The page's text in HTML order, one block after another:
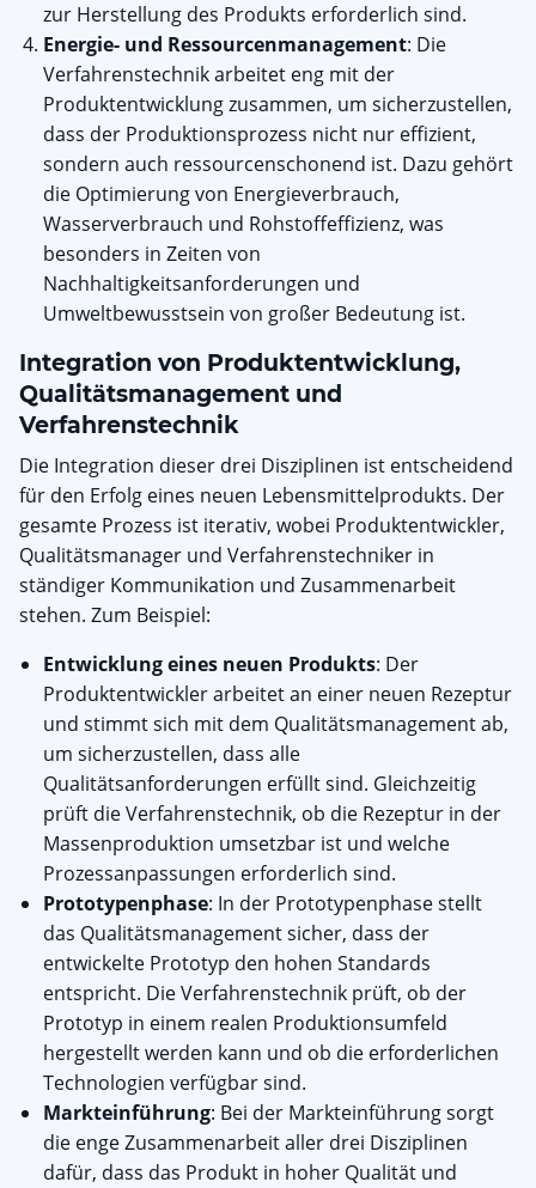
zur Herstellung des Produkts erforderlich sind.
Energie- und Ressourcenmanagement: Die
Verfahrenstechnik arbeitet eng mit der
Produktentwicklung zusammen, um sicherzustellen,
dass der Produktionsprozess nicht nur effizient,
sondern auch ressourcenschonend ist. Dazu gehört
die Optimierung von Energieverbrauch,
Wasserverbrauch und Rohstoffeffizienz, was
besonders in Zeiten von
Nachhaltigkeitsanforderungen und
Umweltbewusstsein von großer Bedeutung ist.
Integration von Produktentwicklung,
Qualitätsmanagement und
Verfahrenstechnik
Die Integration dieser drei Disziplinen ist entscheidend
für den Erfolg eines neuen Lebensmittelprodukts. Der
gesamte Prozess ist iterativ, wobei Produktentwickler,
Qualitätsmanager und Verfahrenstechniker in
ständiger Kommunikation und Zusammenarbeit
stehen. Zum Beispiel:
Entwicklung eines neuen Produkts: Der
Produktentwickler arbeitet an einer neuen Rezeptur
und stimmt sich mit dem Qualitätsmanagement ab,
um sicherzustellen, dass alle
Qualitätsanforderungen erfüllt sind. Gleichzeitig
prüft die Verfahrenstechnik, ob die Rezeptur in der
Massenproduktion umsetzbar ist und welche
Prozessanpassungen erforderlich sind.
Prototypenphase: In der Prototypenphase stellt
das Qualitätsmanagement sicher, dass der
entwickelte Prototyp den hohen Standards
entspricht. Die Verfahrenstechnik prüft, ob der
Prototyp in einem realen Produktionsumfeld
hergestellt werden kann und ob die erforderlichen
Technologien verfügbar sind.
Markteinführung: Bei der Markteinführung sorgt
die enge Zusammenarbeit aller drei Disziplinen
dafür, dass das Produkt in hoher Qualität und